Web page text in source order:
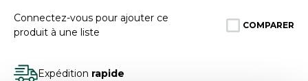
Connectez-vous pour ajouter ce
produit à une liste
COMPARER
Expédition rapide